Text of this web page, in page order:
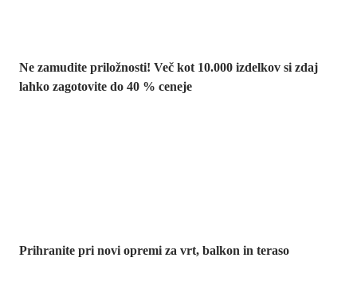
Ne zamudite priložnosti! Več kot 10.000 izdelkov si zdaj
lahko zagotovite do 40 % ceneje
Prihranite pri novi opremi za vrt, balkon in teraso